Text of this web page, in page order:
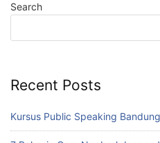
Search
Recent Posts
Kursus Public Speaking